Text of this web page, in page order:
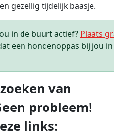
gezellig tijdelijk baasje.
in de buurt actief? Plaats
een hondenoppas bij jou
van
probleem!
links: